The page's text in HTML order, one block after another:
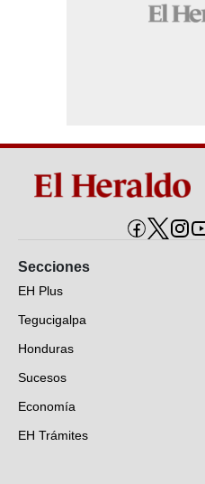
Secciones
EH Plus
Tegucigalpa
Honduras
Sucesos
Economía
EH Trámites